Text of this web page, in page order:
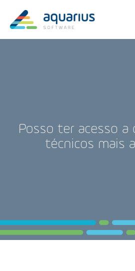
Posso ter acesso a
técnicos mais